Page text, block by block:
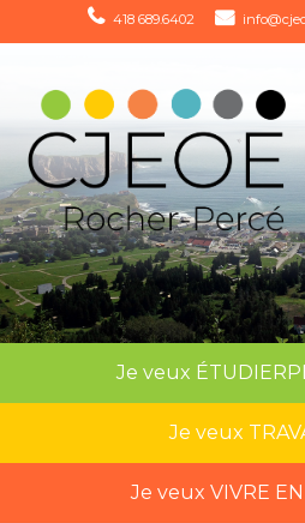
418 689.6402
Je veux ÉTUDIER
Je veux
Je veux VIVRE